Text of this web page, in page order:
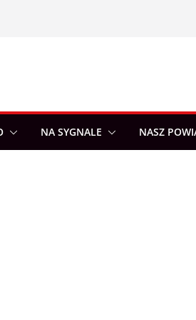
NA SYGNALE NASZ